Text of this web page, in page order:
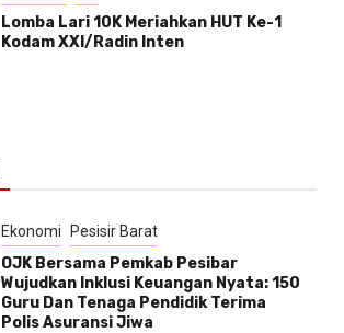
Lomba Lari 10K Meriahkan HUT Ke-1
Kodam XXI/Radin Inten
Ekonomi Pesisir Barat
OJK Bersama Pemkab Pesibar
Wujudkan Inklusi Keuangan Nyata: 150
Guru Dan Tenaga Pendidik Terima
Polis Asuransi Jiwa